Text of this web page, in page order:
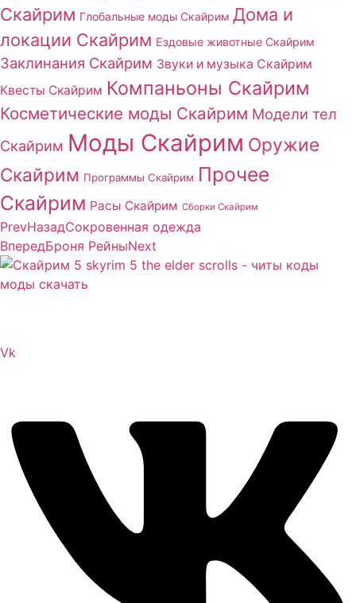
Скайрим Глобальные моды Скайрим Дома и
локации Скайрим Ездовые животные Скайрим
Заклинания Скайрим Звуки и музыка Скайрим
Квесты Скайрим Компаньоны Скайрим
Косметические моды Скайрим Модели тел
Скайрим Моды Скайрим Оружие
Скайрим Программы Скайрим Прочее
Скайрим Расы Скайрим Сборки Скайрим
PrevНазадСокровенная одежда
ВпередБроня РейныNext
Vk